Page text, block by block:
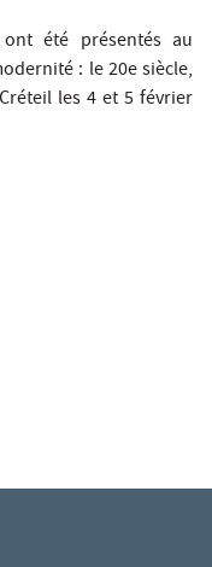
été présentés au
: le 20e siècle,
les 4 et 5 février